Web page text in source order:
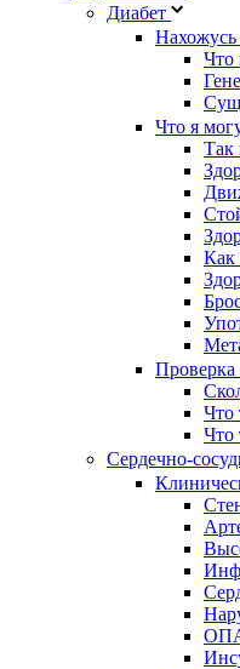
Диабет
Нахожусь
Что
Что я
Так
Как
Проверка
Что
Что
Сердечно-